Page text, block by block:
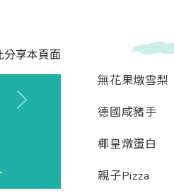
Next
無花果燉雪梨
德國咸豬手
椰皇燉蛋白
親子Pizza